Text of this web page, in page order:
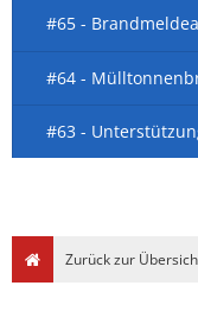
#65 -
#64 -
#63 -
Zurück zur